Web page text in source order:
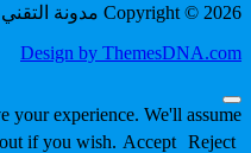
Copyright © 2026 مدونة التقني
Design by ThemesDNA.com
Scroll
to
Top
your experience. We'll assume
if you wish. Accept Reject